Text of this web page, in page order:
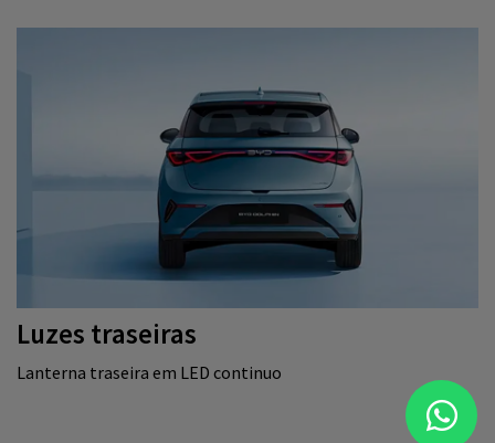
Luzes traseiras
Lanterna traseira em LED continuo